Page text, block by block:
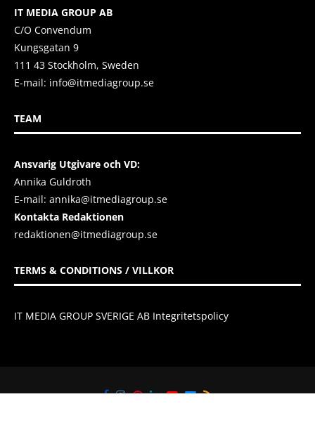
IT MEDIA GROUP AB
C/O Convendum
Kungsgatan 9
111 43 Stockholm, Sweden
E-mail: info@itmediagroup.se
TEAM
Ansvarig Utgivare och VD:
Annika Guldroth
E-mail: annika@itmediagroup.se
Kontakta Redaktionen
redaktionen@itmediagroup.se
TERMS & CONDITIONS / VILLKOR
IT MEDIA GROUP SVERIGE AB Integritetspolicy